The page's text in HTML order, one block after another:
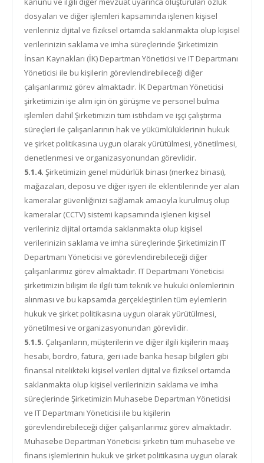
dosyaları ve diğer işlemleri kapsamında işlenen kişisel
verileriniz dijital ve fiziksel ortamda saklanmakta olup kişisel
verilerinizin saklama ve imha süreçlerinde Şirketimizin
İnsan Kaynakları (İK) Departman Yöneticisi ve IT Departmanı
Yöneticisi ile bu kişilerin görevlendirebileceği diğer
çalışanlarımız görev almaktadır. İK Departman Yöneticisi
şirketimizin işe alım için ön görüşme ve personel bulma
işlemleri dahil Şirketimizin tüm istihdam ve işçi çalıştırma
süreçleri ile çalışanlarının hak ve yükümlülüklerinin hukuk
ve şirket politikasına uygun olarak yürütülmesi, yönetilmesi,
denetlenmesi ve organizasyonundan görevlidir.
5.1.4. Şirketimizin genel müdürlük binası (merkez binası),
mağazaları, deposu ve diğer işyeri ile eklentilerinde yer alan
kameralar güvenliğinizi sağlamak amacıyla kurulmuş olup
kameralar (CCTV) sistemi kapsamında işlenen kişisel
verileriniz dijital ortamda saklanmakta olup kişisel
verilerinizin saklama ve imha süreçlerinde Şirketimizin IT
Departmanı Yöneticisi ve görevlendirebileceği diğer
çalışanlarımız görev almaktadır. IT Departmanı Yöneticisi
şirketimizin bilişim ile ilgili tüm teknik ve hukuki önlemlerinin
alınması ve bu kapsamda gerçekleştirilen tüm eylemlerin
hukuk ve şirket politikasına uygun olarak yürütülmesi,
yönetilmesi ve organizasyonundan görevlidir.
5.1.5. Çalışanların, müşterilerin ve diğer ilgili kişilerin maaş
hesabı, bordro, fatura, geri iade banka hesap bilgileri gibi
finansal nitelikteki kişisel verileri dijital ve fiziksel ortamda
saklanmakta olup kişisel verilerinizin saklama ve imha
süreçlerinde Şirketimizin Muhasebe Departman Yöneticisi
ve IT Departmanı Yöneticisi ile bu kişilerin
görevlendirebileceği diğer çalışanlarımız görev almaktadır.
Muhasebe Departman Yöneticisi şirketin tüm muhasebe ve
finans işlemlerinin hukuk ve şirket politikasına uygun olarak